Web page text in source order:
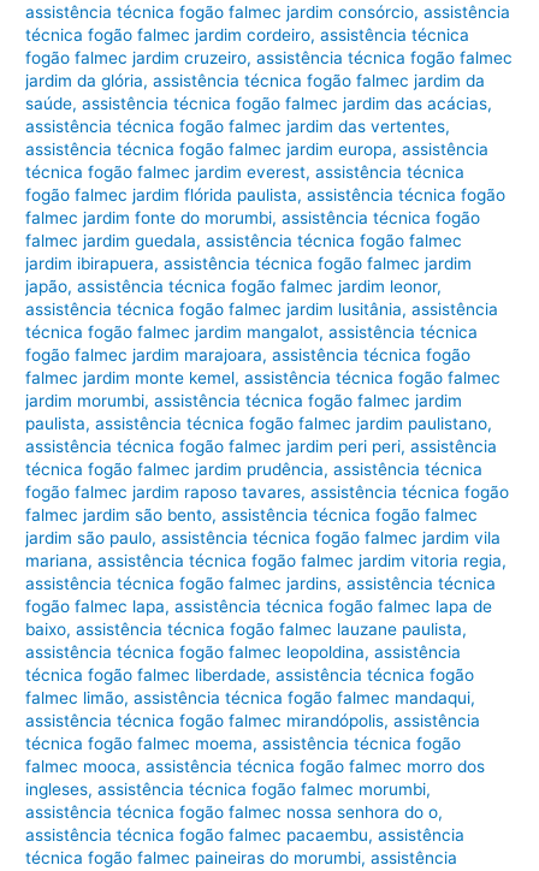
assistência técnica fogão falmec jardim consórcio,assistência
técnica fogão falmec jardim cordeiro,assistência técnica
fogão falmec jardim cruzeiro,assistência técnica fogão falmec
jardim da glória,assistência técnica fogão falmec jardim da
saúde,assistência técnica fogão falmec jardim das acácias,
assistência técnica fogão falmec jardim das vertentes,
assistência técnica fogão falmec jardim europa,assistência
técnica fogão falmec jardim everest,assistência técnica
fogão falmec jardim flórida paulista,assistência técnica fogão
falmec jardim fonte do morumbi,assistência técnica fogão
falmec jardim guedala,assistência técnica fogão falmec
jardim ibirapuera,assistência técnica fogão falmec jardim
japão,assistência técnica fogão falmec jardim leonor,
assistência técnica fogão falmec jardim lusitânia,assistência
técnica fogão falmec jardim mangalot,assistência técnica
fogão falmec jardim marajoara,assistência técnica fogão
falmec jardim monte kemel,assistência técnica fogão falmec
jardim morumbi,assistência técnica fogão falmec jardim
paulista,assistência técnica fogão falmec jardim paulistano,
assistência técnica fogão falmec jardim peri peri,assistência
técnica fogão falmec jardim prudência,assistência técnica
fogão falmec jardim raposo tavares,assistência técnica fogão
falmec jardim são bento,assistência técnica fogão falmec
jardim são paulo,assistência técnica fogão falmec jardim vila
mariana,assistência técnica fogão falmec jardim vitoria regia,
assistência técnica fogão falmec jardins,assistência técnica
fogão falmec lapa,assistência técnica fogão falmec lapa de
baixo,assistência técnica fogão falmec lauzane paulista,
assistência técnica fogão falmec leopoldina,assistência
técnica fogão falmec liberdade,assistência técnica fogão
falmec limão,assistência técnica fogão falmec mandaqui,
assistência técnica fogão falmec mirandópolis,assistência
técnica fogão falmec moema,assistência técnica fogão
falmec mooca,assistência técnica fogão falmec morro dos
ingleses,assistência técnica fogão falmec morumbi,
assistência técnica fogão falmec nossa senhora do o,
assistência técnica fogão falmec pacaembu,assistência
técnica fogão falmec paineiras do morumbi,assistência